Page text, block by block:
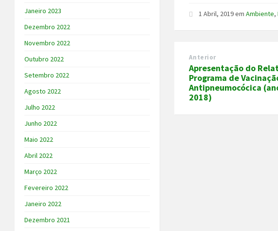
1 Abril, 2019emAmbiente,
Anterior
Apresentação do
Programa de
Antipneumocócica
2018)
Janeiro 2023
Dezembro 2022
Novembro 2022
Outubro 2022
Setembro 2022
Agosto 2022
Julho 2022
Junho 2022
Maio 2022
Abril 2022
Março 2022
Fevereiro 2022
Janeiro 2022
Dezembro 2021